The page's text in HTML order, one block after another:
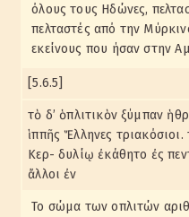
όλους τους Ηδώνες,
πελταστές από την
εκείνους που ήσαν στην
[5.6.5]
τὸ δ’ ὁπλιτικὸν ξύμπαν
ἱππῆς Ἕλληνες
Κερ- δυλίῳ ἐκάθητο ἐς
ἄλλοι ἐν
Το σώμα των οπλιτών